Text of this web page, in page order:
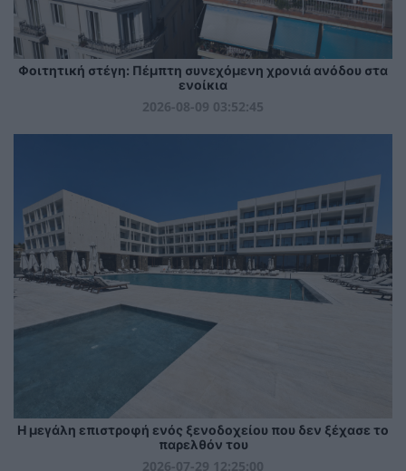
Φοιτητική στέγη: Πέμπτη συνεχόμενη χρονιά ανόδου στα
ενοίκια
2026-08-09 03:52:45
Η μεγάλη επιστροφή ενός ξενοδοχείου που δεν ξέχασε το
παρελθόν του
2026-07-29 12:25:00